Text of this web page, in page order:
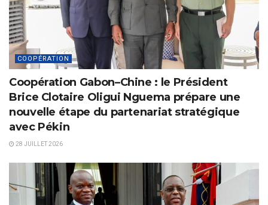
COOPÉRATION
Coopération Gabon–Chine : le Président
Brice Clotaire Oligui Nguema prépare une
nouvelle étape du partenariat stratégique
avec Pékin
28 JUILLET 2026